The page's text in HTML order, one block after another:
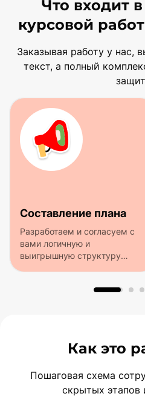
Что входит
курсовой
Заказывая работу у нас,
текст, а полный
Составление плана
Разработаем и согласуем с
вами логичную и
выигрышную структуру
Как это
Пошаговая схема
скрытых этапов